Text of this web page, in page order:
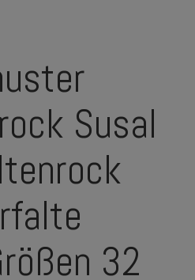
Susal
32